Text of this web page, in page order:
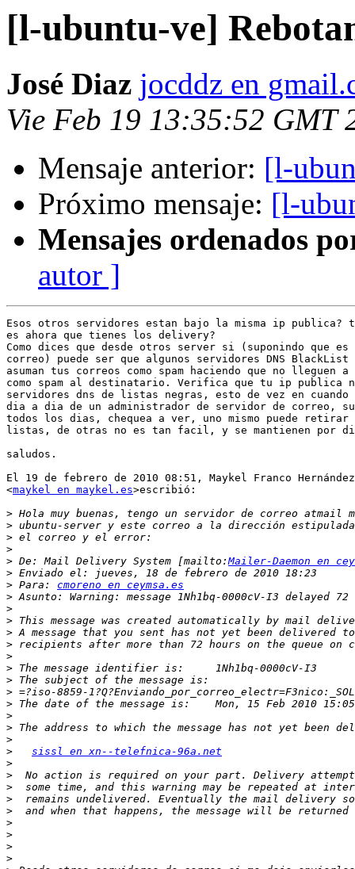
[l-ubuntu-ve]
José Diaz jocddz en
Vie Feb 19 13:35:52 GMT
Mensaje anterior: [l-
Próximo mensaje: [l-
Mensajes ordenados
autor ]
Esos otros servidores estan bajo la misma ip publica?
es ahora que tienes los delivery?
Como dices que desde otros server si (suponindo que es
correo) puede ser que algunos servidores DNS BlackList
asuman tus correos como spam haciendo que no lleguen
como spam al destinatario. Verifica que tu ip publica
servidores dns de listas negras, esto de vez en
dia a dia de un administrador de servidor de correo,
todos los dias, chequea a ver, uno mismo puede retirar
listas, de otras no es tan facil, y se mantienen por
saludos.
El 19 de febrero de 2010 08:51, Maykel Franco Hernández
<maykel en maykel.es>escribió:
>
>
>
>
> De: Mail Delivery System [mailto:Mailer-Daemon en
>
> Para: cmoreno en ceymsa.es
>
>
>
>
>
>
>
>
>
>
>
>
>
>
sissl en xn--telefnica-96a.net
>
>
>
>
>
>
>
>
>